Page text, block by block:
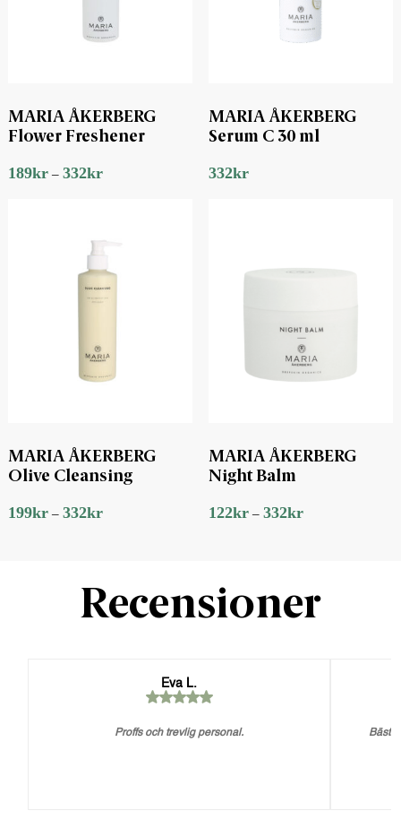
MARIA ÅKERBERG
Flower Freshener
189kr– 332kr
MARIA ÅKERBERG
Serum C 30 ml
332kr
MARIA ÅKERBERG
Olive Cleansing
199kr– 332kr
MARIA ÅKERBERG
Night Balm
122kr– 332kr
Recensioner
Eva L.
Proffs och trevlig personal. Bästa